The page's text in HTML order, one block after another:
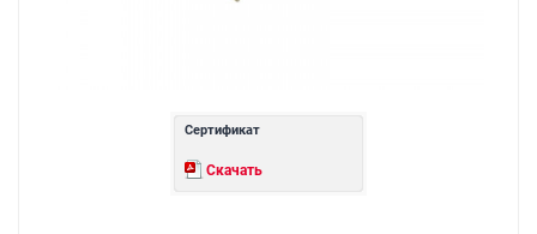
Сертификат
Скачать